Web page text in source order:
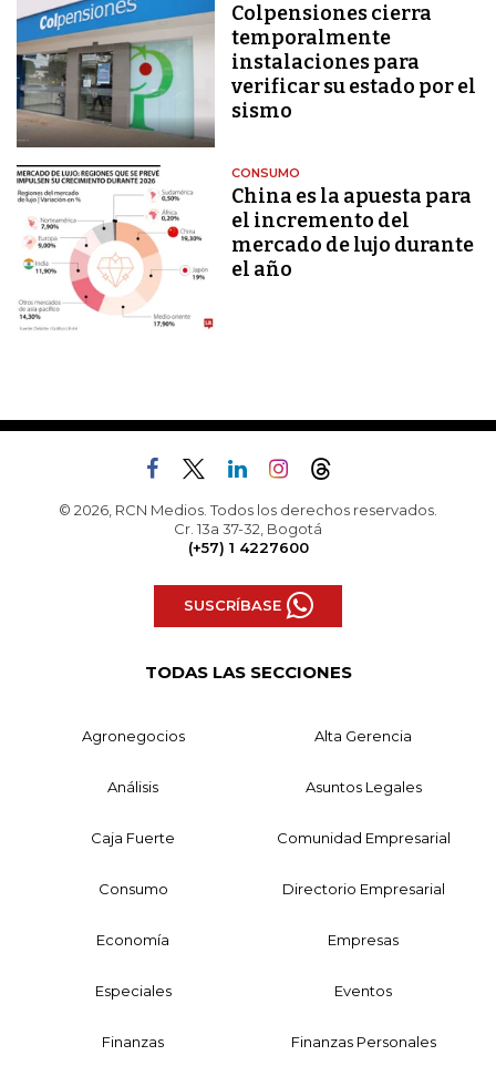
Colpensiones cierra
temporalmente
instalaciones para
verificar su estado por el
sismo
CONSUMO
China es la apuesta para
el incremento del
mercado de lujo durante
el año
© 2026, RCN Medios. Todos los derechos reservados.
Cr. 13a 37-32, Bogotá
(+57) 1 4227600
SUSCRÍBASE
TODAS LAS SECCIONES
Agronegocios Alta Gerencia
Análisis Asuntos Legales
Caja Fuerte Comunidad Empresarial
Consumo Directorio Empresarial
Economía Empresas
Especiales Eventos
Finanzas Finanzas Personales